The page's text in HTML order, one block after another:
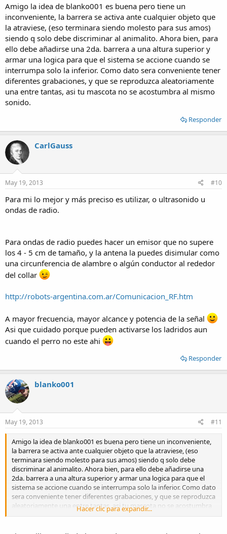
Amigo la idea de blanko001 es buena pero tiene un
inconveniente, la barrera se activa ante cualquier objeto que
la atraviese, (eso terminara siendo molesto para sus amos)
siendo q solo debe discriminar al animalito. Ahora bien, para
ello debe añadirse una 2da. barrera a una altura superior y
armar una logica para que el sistema se accione cuando se
interrumpa solo la inferior. Como dato sera conveniente tener
diferentes grabaciones, y que se reproduzca aleatoriamente
una entre tantas, asi tu mascota no se acostumbra al mismo
sonido.
Responder
CarlGauss
May 19, 2013 #10
Para mi lo mejor y más preciso es utilizar, o ultrasonido u
ondas de radio.
Para ondas de radio puedes hacer un emisor que no supere
los 4 - 5 cm de tamaño, y la antena la puedes disimular como
una circunferencia de alambre o algún conductor al rededor
del collar
http://robots-argentina.com.ar/Comunicacion_RF.htm
A mayor frecuencia, mayor alcance y potencia de la señal
Asi que cuidado porque pueden activarse los ladridos aun
cuando el perro no este ahi
Responder
blanko001
May 19, 2013 #11
Amigo la idea de blanko001 es buena pero tiene un inconveniente,
la barrera se activa ante cualquier objeto que la atraviese, (eso
terminara siendo molesto para sus amos) siendo q solo debe
discriminar al animalito. Ahora bien, para ello debe añadirse una
2da. barrera a una altura superior y armar una logica para que el
sistema se accione cuando se interrumpa solo la inferior. Como dato
sera conveniente tener diferentes grabaciones, y que se reproduzca
aleatoriamente una entre tantas, asi tu mascota no se acostumbra
Hacer clic para expandir...